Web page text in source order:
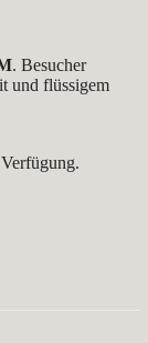
. Besucher
und flüssigem